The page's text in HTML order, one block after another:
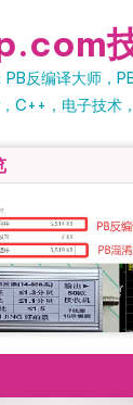
反编译大师，
C++，电子技术，